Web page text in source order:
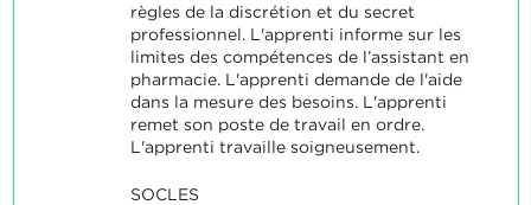
règles de la discrétion et du secret
professionnel. L'apprenti informe sur les
limites des compétences de l’assistant en
pharmacie. L'apprenti demande de l'aide
dans la mesure des besoins. L'apprenti
remet son poste de travail en ordre.
L'apprenti travaille soigneusement.
SOCLES